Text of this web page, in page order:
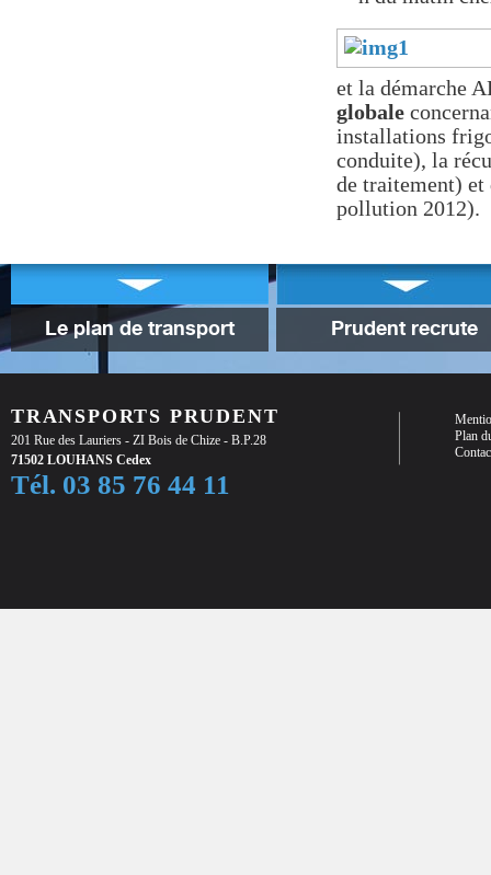
et la démarche
globale
installations
conduite), la
de traitement) et
pollution 2012).
Le plan de transport Prudent recrute
TRANSPORTS PRUDENT
201 Rue des Lauriers - ZI Bois de Chize - B.P.28
71502 LOUHANS Cedex
Tél. 03 85 76 44 11
Plan